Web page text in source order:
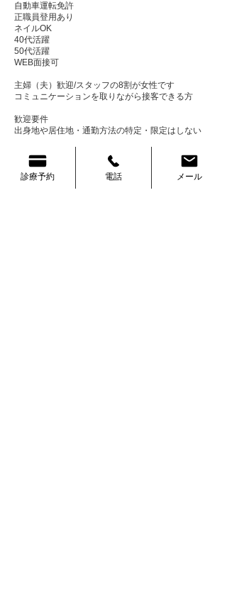
自動車運転免許
正職員登用あり
ネイルOK
40代活躍
50代活躍
WEB面接可
主婦（夫）歓迎/スタッフの8割が女性です
コミュニケーションを取りながら接客できる方
歓迎要件
出身地や居住地・通勤方法の特定・限定はしない
応募・問い合わせは当院​
​Webフォームもしくは、ジ
ョブメドレーからお願いします。
※当院Webフォームからの応募で入職祝い金あり
診療予約 電話 メール